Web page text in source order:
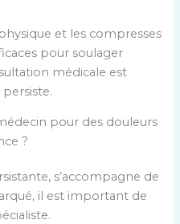
et les compresses
pour soulager
médicale est
pour des douleurs
?
s’accompagne de
il est important de